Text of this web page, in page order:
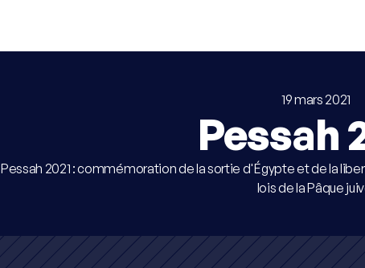
19 mars 2021
Pessah
Pessah 2021 : commémoration de la sortie d'Égypte et de la
lois de la Pâque